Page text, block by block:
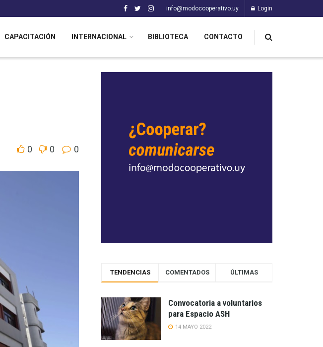
info@modocooperativo.uy Login
CAPACITACIÓN INTERNACIONAL BIBLIOTECA CONTACTO
0 0 0
TENDENCIAS COMENTADOS ÚLTIMAS
Convocatoria a voluntarios
para Espacio ASH
14 MAYO 2022